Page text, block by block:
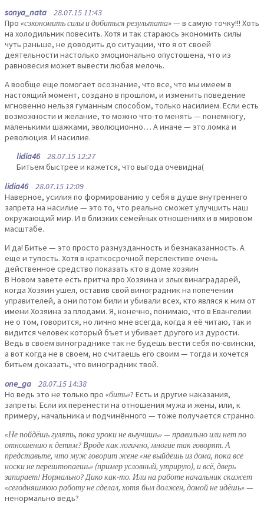
sonya_nata 28.07.15 11:43
Про «сэкономить силы и добиться результата»— в самую точку!!! Хоть
на холодильник повесить. Хотя и так стараюсь экономить силы
чуть раньше, не доводить до ситуации, что я от своей
деятельности настолько эмоционально опустошена, что из
равновесия может вывести любая мелочь.
А вообще еще помогает осознание, что все, что мы имеем в
настоящий момент, создано в прошлом, и изменить поведение
мгновенно нельзя гуманным способом, только насилием. Если есть
возможности и желание, то можно что-то менять — понемногу,
маленькими шажками, эволюционно… А иначе — это ломка и
революция. И насилие.
lidia4628.07.15 12:27
Битьем быстрее и кажется, что выгода очевидна(
lidia4628.07.15 12:09
Наверное, усилия по формированию у себя в душе внутреннего
запрета на насилие — это то, что реально сможет улучшить наш
окружающий мир. И в близких семейных отношениях и в мировом
масштабе.
И да! Битье — это просто разнузданность и безнаказанность. А
еще и тупость. Хотя в краткосрочной перспективе очень
действенное средство показать кто в доме хозяин
В Новом завете есть притча про Хозяина и злых винаградарей,
когда Хозяин ушел, оставив свой виноградник на попечении
управителей, а они потом били и убивали всех, кто являся к ним от
имени Хозяина за плодами. Я, конечно, понимаю, что в Евангелии
не о том, говорится, но лично мне всегда, когда я её читаю, так и
видится человек который бъет и убивает другого из дурости.
Ведь в своем винограднике так не будешь вести себя по-свински,
а вот когда не в своем, но считаешь его своим — тогда и хочется
битьем доказать, что виноградник твой.
one_ga 28.07.15 14:38
Но ведь это не только про «бить»? Есть и другие наказания,
запреты. Если их перенести на отношения мужа и жены, или, к
примеру, начальника и подчинённого — тоже получается странно.
«Не пойдёшь гулять, пока уроки не выучишь» — правильно или нет по
отношению к детям? Вроде как логично, многие так говорят. А
представьте, что муж говорит жене «не выйдешь из дома, пока все
носки не перештопаешь» (пример условный, утрирую), и всё, дверь
запирает! Нормально? Дико как-то. Или на работе начальник скажет
«сегодняшнюю работу не сделал, хотя был должен, домой не идёшь»—
ненормально ведь?